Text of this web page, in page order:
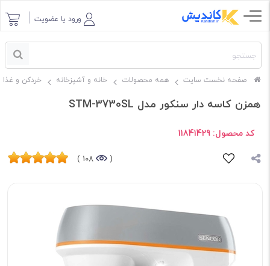
ورود یا عضویت
صفحه نخست سایت همه محصولات خانه و آشپزخانه خردکن و
همزن کاسه دار سنکور مدل STM-3730SL
کد محصول: 11841429
(
108 )